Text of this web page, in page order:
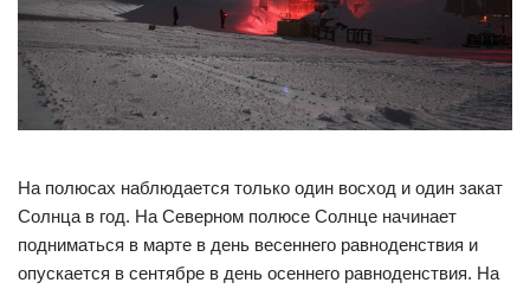
На полюсах наблюдается только один восход и один закат
Солнца в год. На Северном полюсе Солнце начинает
подниматься в марте в день весеннего равноденствия и
опускается в сентябре в день осеннего равноденствия. На